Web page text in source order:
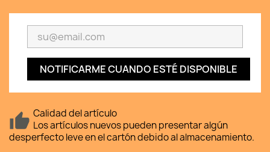
NOTIFICARME CUANDO ESTÉ DISPONIBLE
Calidad del artículo
Los artículos nuevos pueden presentar algún
desperfecto leve en el cartón debido al almacenamiento.